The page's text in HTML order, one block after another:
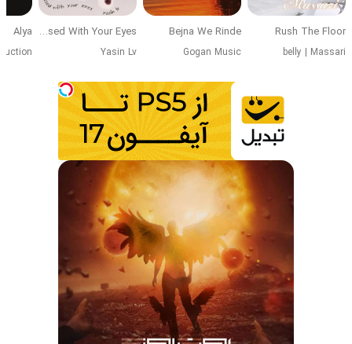
Rush The Floor
belly | Massari
Bejna We Rinde
Gogan Music
Obsessed With Your Eyes
Yasin Lv
Alya